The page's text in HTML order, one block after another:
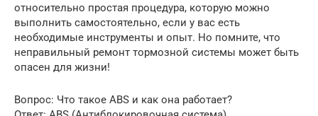
относительно простая процедура, которую можно
выполнить самостоятельно, если у вас есть
необходимые инструменты и опыт. Но помните, что
неправильный ремонт тормозной системы может быть
опасен для жизни!
Вопрос: Что такое ABS и как она работает?